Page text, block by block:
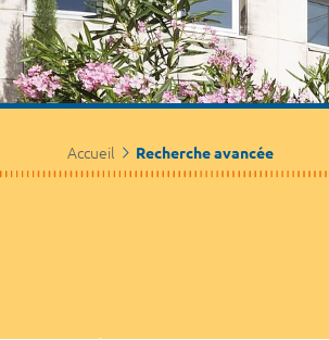
Accueil Recherche avancée